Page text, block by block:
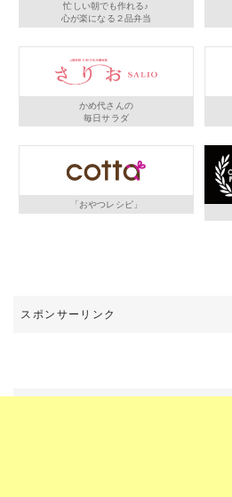
忙しい朝でも作れる♪
心が楽になる２品弁当
かめ代さんの
毎日サラダ
「おやつレシピ」